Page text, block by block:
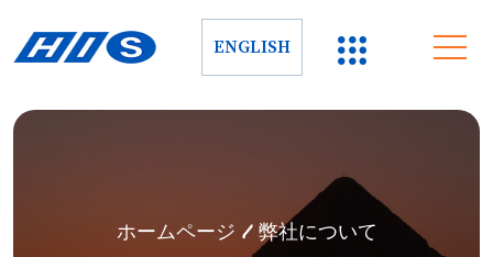
ENGLISH
ホームページ/ 弊社について